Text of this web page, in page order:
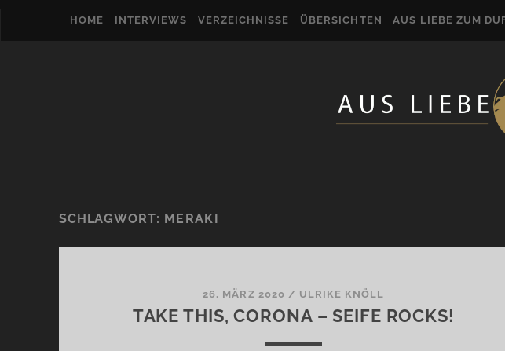
HOME INTERVIEWS VERZEICHNISSE ÜBERSICHTEN AUS LIEBE ZUM
SCHLAGWORT: MERAKI
26. MÄRZ 2020 / ULRIKE KNÖLL
TAKE THIS, CORONA – SEIFE ROCKS!